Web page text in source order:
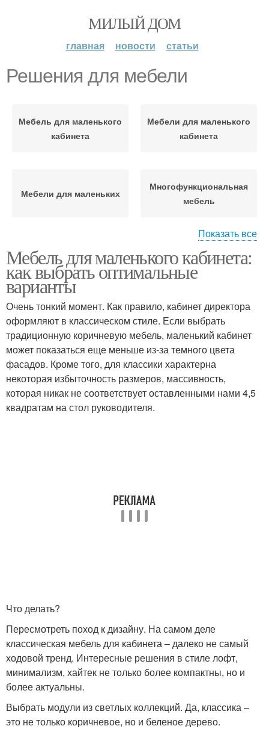
МИЛЫЙ ДОМ
главная новости статьи
Решения для мебели
Мебель для маленького
кабинета
Мебели для маленького
кабинета
Мебели для маленьких
Многофункциональная
мебель
Цветовые решения
Показать все
Мебель для маленького кабинета:
как выбрать оптимальные
варианты
Очень тонкий момент. Как правило, кабинет директора
оформляют в классическом стиле. Если выбрать
традиционную коричневую мебель, маленький кабинет
может показаться еще меньше из-за темного цвета
фасадов. Кроме того, для классики характерна
некоторая избыточность размеров, массивность,
которая никак не соответствует оставленными нами 4,5
квадратам на стол руководителя.
Что делать?
Пересмотреть поход к дизайну. На самом деле
классическая мебель для кабинета – далеко не самый
ходовой тренд. Интересные решения в стиле лофт,
минимализм, хайтек не только более компактны, но и
более актуальны.
Выбрать модули из светлых коллекций. Да, классика –
это не только коричневое, но и беленое дерево.